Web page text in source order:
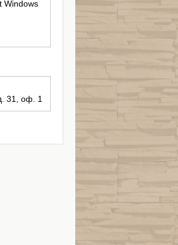
Windows
31, оф. 1